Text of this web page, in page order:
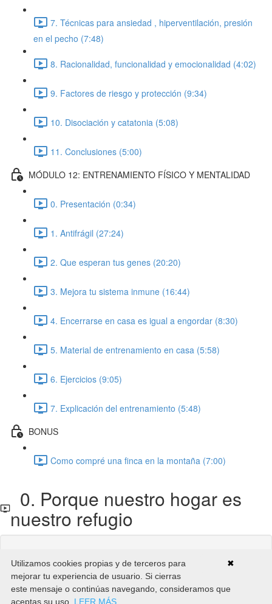
7. Técnicas para ansiedad , hiperventilación, presión
en el pecho (7:48)
8. Racionalidad, funcionalidad y emocionalidad (4:02)
9. Factores de riesgo y protección (9:34)
10. Disociación y catatonia (5:08)
11. Conclusiones (5:00)
MÓDULO 12: ENTRENAMIENTO FÍSICO Y MENTALIDAD
0. Presentación (0:34)
1. Antifrágil (27:24)
2. Que esperan tus genes (20:20)
3. Mejora tu sistema inmune (16:44)
4. Encerrarse en casa es igual a engordar (8:30)
5. Material de entrenamiento en casa (5:58)
6. Ejercicios (9:05)
7. Explicación del entrenamiento (5:48)
BONUS
Como compré una finca en la montaña (7:00)
0. Porque nuestro hogar es
nuestro refugio
Si ya estás inscrito,Necesitarás iniciar sesión
Inscribete en el Curso para desbloquearlo
✖
Utilizamos cookies propias y de terceros para
mejorar tu experiencia de usuario. Si cierras
este mensaje o continúas navegando, consideramos que
aceptas su uso. LEER MÁS